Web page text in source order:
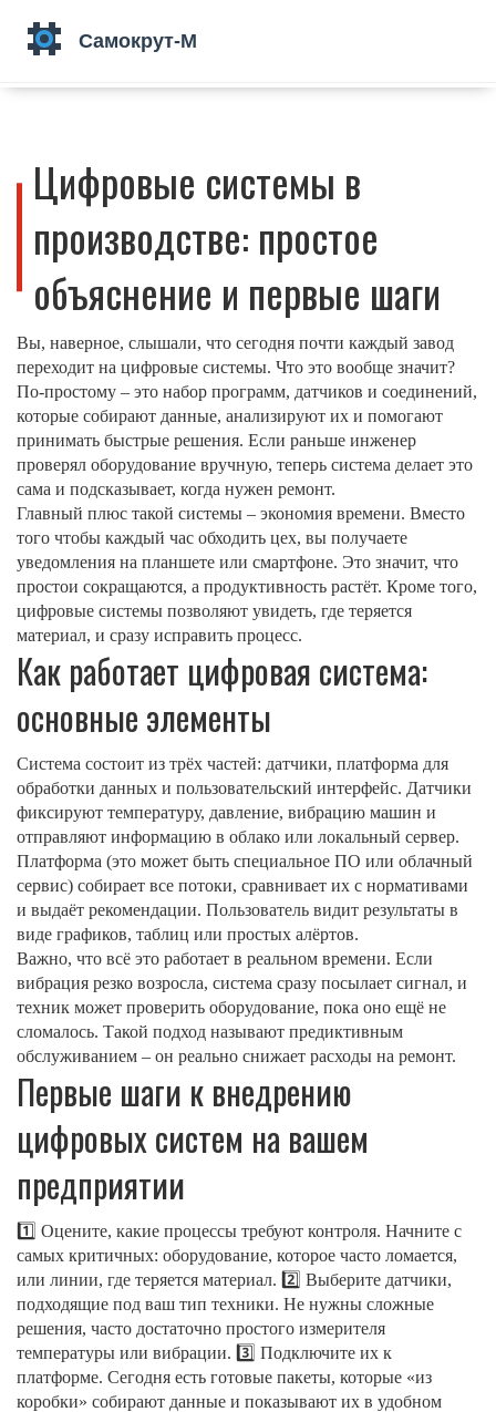
Цифровые системы в
производстве: простое
объяснение и первые шаги
Вы, наверное, слышали, что сегодня почти каждый завод
переходит на цифровые системы. Что это вообще значит?
По‑простому – это набор программ, датчиков и соединений,
которые собирают данные, анализируют их и помогают
принимать быстрые решения. Если раньше инженер
проверял оборудование вручную, теперь система делает это
сама и подсказывает, когда нужен ремонт.
Главный плюс такой системы – экономия времени. Вместо
того чтобы каждый час обходить цех, вы получаете
уведомления на планшете или смартфоне. Это значит, что
простои сокращаются, а продуктивность растёт. Кроме того,
цифровые системы позволяют увидеть, где теряется
материал, и сразу исправить процесс.
Как работает цифровая система:
основные элементы
Система состоит из трёх частей: датчики, платформа для
обработки данных и пользовательский интерфейс. Датчики
фиксируют температуру, давление, вибрацию машин и
отправляют информацию в облако или локальный сервер.
Платформа (это может быть специальное ПО или облачный
сервис) собирает все потоки, сравнивает их с нормативами
и выдаёт рекомендации. Пользователь видит результаты в
виде графиков, таблиц или простых алёртов.
Важно, что всё это работает в реальном времени. Если
вибрация резко возросла, система сразу посылает сигнал, и
техник может проверить оборудование, пока оно ещё не
сломалось. Такой подход называют предиктивным
обслуживанием – он реально снижает расходы на ремонт.
Первые шаги к внедрению
цифровых систем на вашем
предприятии
1️⃣ Оцените, какие процессы требуют контроля. Начните с
самых критичных: оборудование, которое часто ломается,
или линии, где теряется материал. 2️⃣ Выберите датчики,
подходящие под ваш тип техники. Не нужны сложные
решения, часто достаточно простого измерителя
температуры или вибрации. 3️⃣ Подключите их к
платформе. Сегодня есть готовые пакеты, которые «из
коробки» собирают данные и показывают их в удобном